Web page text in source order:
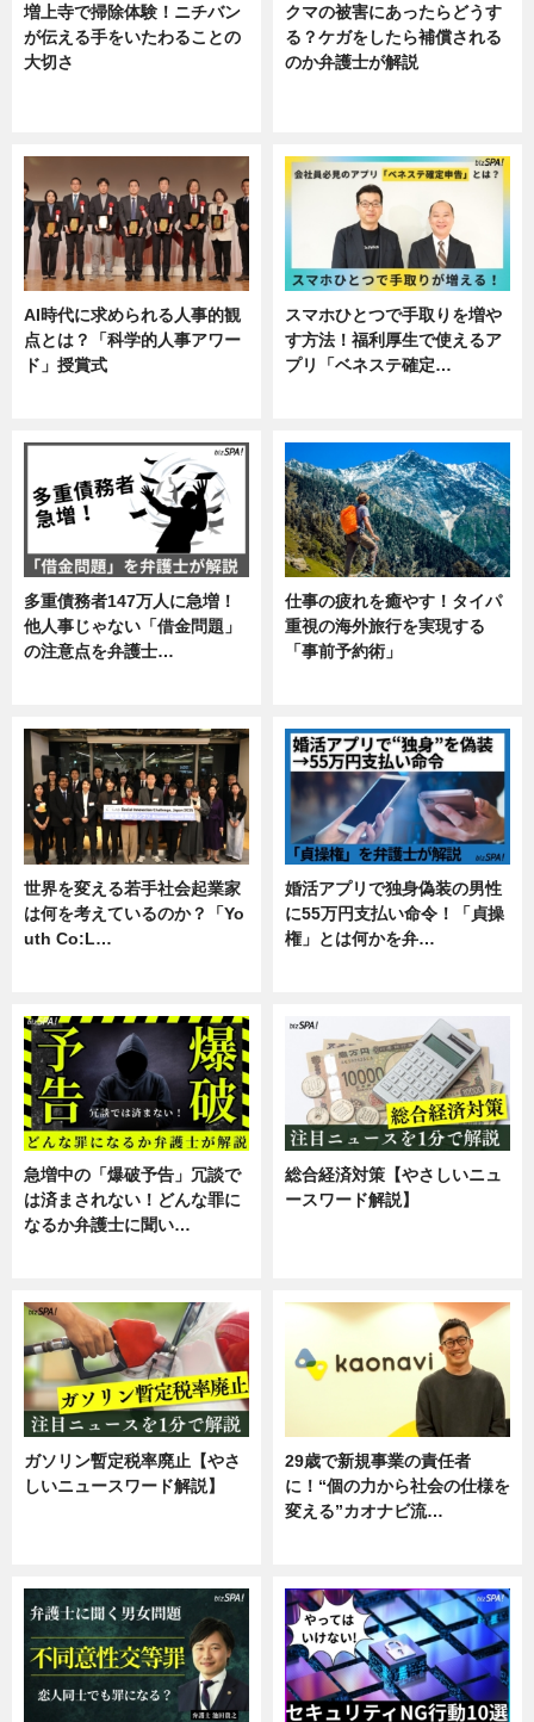
増上寺で掃除体験！ニチバン
が伝える手をいたわることの
大切さ
クマの被害にあったらどうす
る？ケガをしたら補償される
のか弁護士が解説
AI時代に求められる人事的観
点とは？「科学的人事アワー
ド」授賞式
スマホひとつで手取りを増や
す方法！福利厚生で使えるア
プリ「ベネステ確定…
多重債務者147万人に急増！
他人事じゃない「借金問題」
の注意点を弁護士…
仕事の疲れを癒やす！タイパ
重視の海外旅行を実現する
「事前予約術」
世界を変える若手社会起業家
は何を考えているのか？「Yo
uth Co:L…
婚活アプリで独身偽装の男性
に55万円支払い命令！「貞操
権」とは何かを弁…
急増中の「爆破予告」冗談で
は済まされない！どんな罪に
なるか弁護士に聞い…
総合経済対策【やさしいニュ
ースワード解説】
ガソリン暫定税率廃止【やさ
しいニュースワード解説】
29歳で新規事業の責任者
に！“個の力から社会の仕様を
変える”カオナビ流…